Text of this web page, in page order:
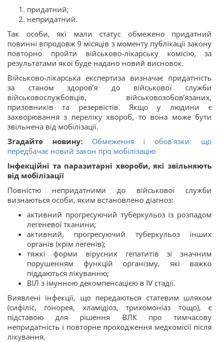
придатний;
непридатний.
Так особи, які мали статус обмежено придатний
повинні впродовж 9 місяців з моменту публікації закону
повторно пройти військово-лікарську комісію, за
результатами якої буде надано новий висновок.
Військово-лікарська експертиза визначає придатність
за станом здоров’я до військової служби
військовослужбовців, військовозобов’язаних,
призовників та резервістів. Якщо у людини є
захворювання з переліку хвороб, то вона може бути
звільнена від мобілізації.
Згадайте новину:
Обмеження і обов'язки: що
передбачає новий закон про мобілізацію
Інфекційні та паразитарні хвороби, які звільняють
від мобілізації
Повністю непридатними до військової служби
визнаються особи, яким встановлено діагноз:
активний прогресуючий туберкульоз із розпадом
легеневої тканини;
активний, прогресуючий туберкульоз інших
органів (крім легенів);
тяжкі форми вірусних гепатитів зі значним
порушенням функцій організму, які важко
піддаються лікуванню;
ВІЛ з імунною декомпенсацією в ІV стадії.
Виявлені інфекції, що передаються статевим шляхом
(сифіліс, гонорея, хламідіоз, трихомоніаз тощо), є
підставою для рішення ВЛК про тимчасову
непридатність і повторне проходження медкомісії після
лікування.